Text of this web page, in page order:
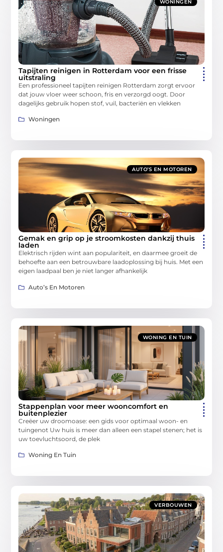
WONINGEN
Tapijten reinigen in Rotterdam voor een frisse
uitstraling
Een professioneel tapijten reinigen Rotterdam zorgt ervoor
dat jouw vloer weer schoon, fris en verzorgd oogt. Door
dagelijks gebruik hopen stof, vuil, bacteriën en vlekken
Woningen
AUTO’S EN MOTOREN
Gemak en grip op je stroomkosten dankzij thuis
laden
Elektrisch rijden wint aan populariteit, en daarmee groeit de
behoefte aan een betrouwbare laadoplossing bij huis. Met een
eigen laadpaal ben je niet langer afhankelijk
Auto’s En Motoren
WONING EN TUIN
Stappenplan voor meer wooncomfort en
buitenplezier
Creëer uw droomoase: een gids voor optimaal woon- en
tuingenot Uw huis is meer dan alleen een stapel stenen; het is
uw toevluchtsoord, de plek
Woning En Tuin
VERBOUWEN